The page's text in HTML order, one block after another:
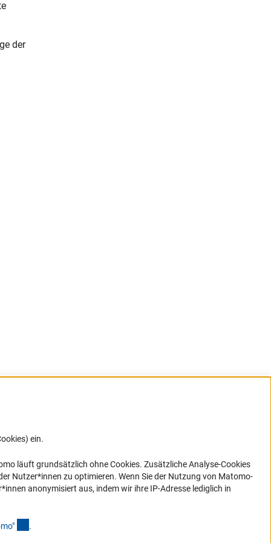
der
ein.
Link)
läuft grundsätzlich ohne Cookies. Zusätzliche Analyse-Cookies
Nutzer*innen zu optimieren. Wenn Sie der Nutzung von Matomo-
anonymisiert aus, indem wir ihre IP-Adresse lediglich in
" .